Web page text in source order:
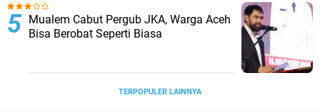
Mualem Cabut Pergub JKA, Warga Aceh
Bisa Berobat Seperti Biasa
TERPOPULER LAINNYA